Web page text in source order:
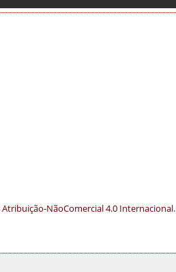
NãoComercial 4.0 Internacional.